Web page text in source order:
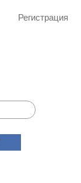
Регистрация